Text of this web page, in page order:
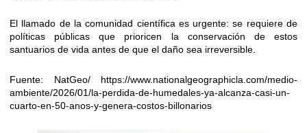
El llamado de la comunidad científica es urgente: se requiere de
políticas públicas que prioricen la conservación de estos
santuarios de vida antes de que el daño sea irreversible.
Fuente: NatGeo/ https://www.nationalgeographicla.com/medio-
ambiente/2026/01/la-perdida-de-humedales-ya-alcanza-casi-un-
cuarto-en-50-anos-y-genera-costos-billonarios